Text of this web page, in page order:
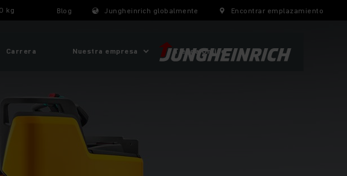
kg Blog Jungheinrich globalmente Encontrar emplazamiento
Carrera Nuestra empresa Tienda Online